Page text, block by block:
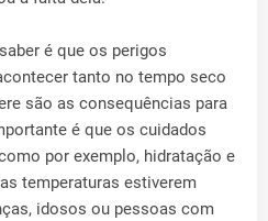
é que os perigos
tanto no tempo seco
são as consequências para
é que os cuidados
por exemplo, hidratação e
temperaturas estiverem
idosos ou pessoas com